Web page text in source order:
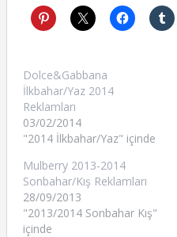
Dolce&Gabbana
İlkbahar/Yaz 2014
Reklamları
03/02/2014
"2014 İlkbahar/Yaz" içinde
Mulberry 2013-2014
Sonbahar/Kış Reklamları
28/09/2013
"2013/2014 Sonbahar Kış"
içinde